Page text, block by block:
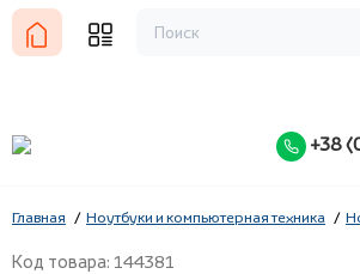
+38
Главная Ноутбуки и компьютерная техника
Код товара: 144381